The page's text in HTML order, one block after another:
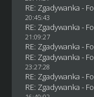
RE: Zgadywanka -
20:45:43
RE: Zgadywanka -
21:09:27
RE: Zgadywanka -
RE: Zgadywanka -
23:27:28
RE: Zgadywanka -
RE: Zgadywanka -